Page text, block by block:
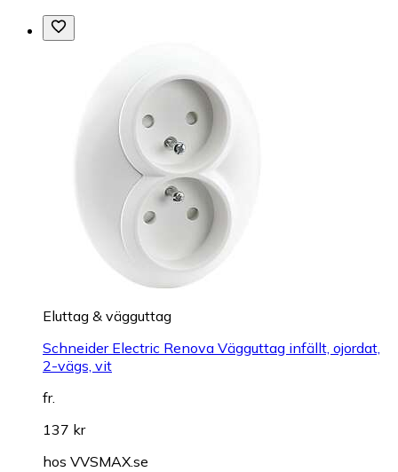
Eluttag & vägguttag
Schneider Electric Renova Vägguttag infällt, ojordat,
2-vägs, vit
fr.
137 kr
hos VVSMAX.se